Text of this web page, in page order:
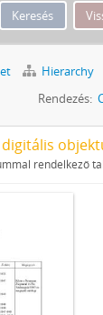
Hierarchy
Rendezés:
digitális
rendelkező